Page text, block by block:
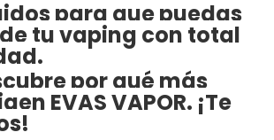
para que puedas
tu vaping con total
por qué más
EVAS VAPOR. ¡Te